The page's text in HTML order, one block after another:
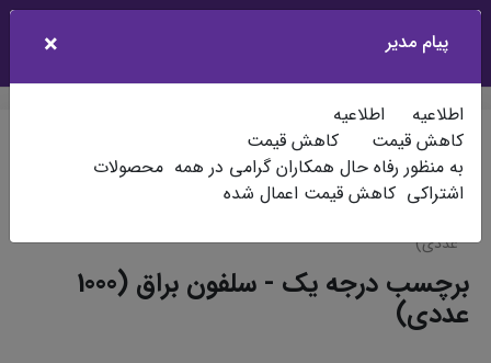
فهرست
ایران زمین چاپ افست محصولات اشتراکی (ویژه همکاران)
برچسب 1000 عددی
عددی)
برچسب درجه یک - سلفون براق (1000
عددی)
پیام مدیر ×
اطلاعیه اطلاعیه
کاهش قیمت کاهش قیمت
به منظور رفاه حال همکاران گرامی در همه محصولات
اشتراکی کاهش قیمت اعمال شده